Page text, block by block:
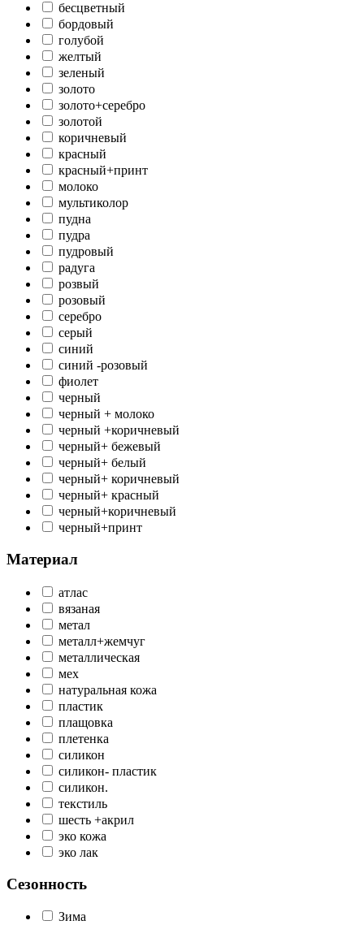
бесцветный
бордовый
голубой
желтый
зеленый
золото
золото+серебро
золотой
коричневый
красный
красный+принт
молоко
мультиколор
пудна
пудра
пудровый
радуга
розвый
розовый
серебро
серый
синий
синий -розовый
фиолет
черный
черный + молоко
черный +коричневый
черный+ бежевый
черный+ белый
черный+ коричневый
черный+ красный
черный+коричневый
черный+принт
Материал
атлас
вязаная
метал
металл+жемчуг
металлическая
мех
натуральная кожа
пластик
плащовка
плетенка
силикон
силикон- пластик
силикон.
текстиль
шесть +акрил
эко кожа
эко лак
Сезонность
Зима